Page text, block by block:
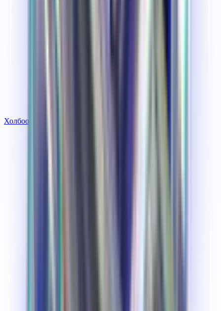
Холбоо барих